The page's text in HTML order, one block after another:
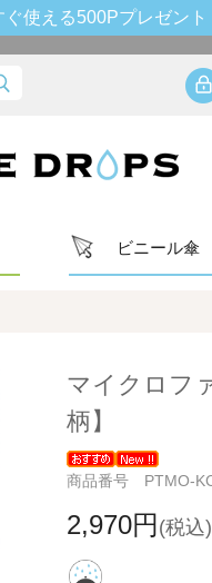
使える500Pプレゼント
ビニール傘
マイクロフ
柄】
商品番号 PTMO-
2,970円 (税込)